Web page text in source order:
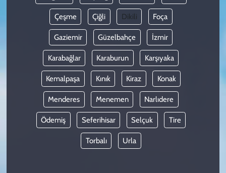
Çeşme Çiğli Dikili Foça
Gaziemir Güzelbahçe İzmir
Karabağlar Karaburun Karşıyaka
Kemalpaşa Kınık Kiraz Konak
Menderes Menemen Narlıdere
Ödemiş Seferihisar Selçuk Tire
Torbalı Urla